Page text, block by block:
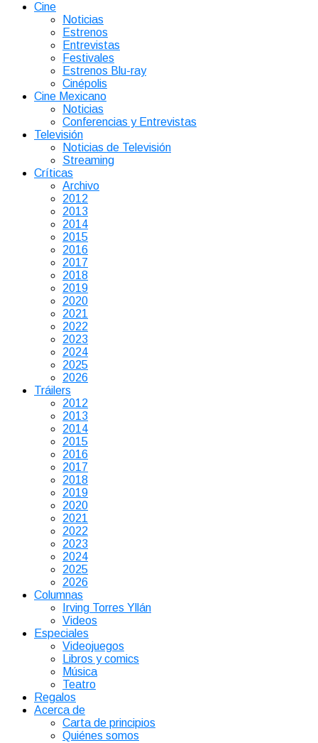
Cine
Noticias
Estrenos
Entrevistas
Festivales
Estrenos Blu-ray
Cinépolis
Cine Mexicano
Noticias
Conferencias y Entrevistas
Televisión
Noticias de Televisión
Streaming
Críticas
Archivo
2012
2013
2014
2015
2016
2017
2018
2019
2020
2021
2022
2023
2024
2025
2026
Tráilers
2012
2013
2014
2015
2016
2017
2018
2019
2020
2021
2022
2023
2024
2025
2026
Columnas
Irving Torres Yllán
Videos
Especiales
Videojuegos
Libros y comics
Música
Teatro
Regalos
Acerca de
Carta de principios
Quiénes somos